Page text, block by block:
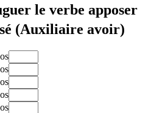
le verbe apposer
(Auxiliaire avoir)